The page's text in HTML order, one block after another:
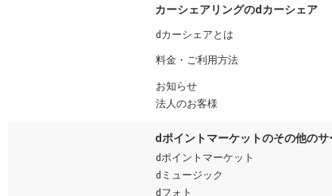
カーシェアリングのdカーシェア
dカーシェアとは
料金・ご利用方法
お知らせ
法人のお客様
dポイントマーケットのその他のサ
dポイントマーケット
dミュージック
dフォト